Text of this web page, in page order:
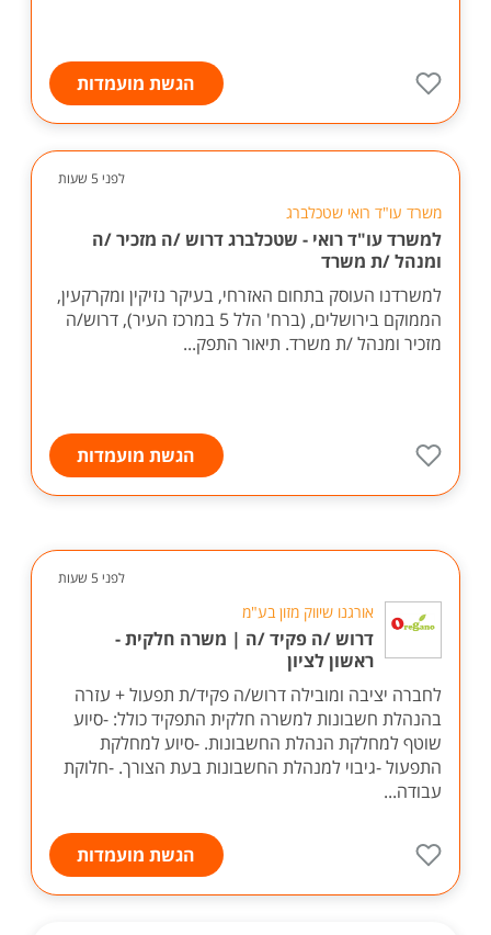
הגשת מועמדות
לפני 5 שעות
משרד עו"ד רואי שטכלברג
למשרד עו"ד רואי - שטכלברג דרוש /ה מזכיר /ה
ומנהל /ת משרד
למשרדנו העוסק בתחום האזרחי, בעיקר נזיקין ומקרקעין,
הממוקם בירושלים, (ברח' הלל 5 במרכז העיר), דרוש/ה
מזכיר ומנהל /ת משרד. תיאור התפק...
הגשת מועמדות
לפני 5 שעות
אורגנו שיווק מזון בע"מ
דרוש /ה פקיד /ה | משרה חלקית -
ראשון לציון
לחברה יציבה ומובילה דרוש/ה פקיד/ת תפעול + עזרה
בהנהלת חשבונות למשרה חלקית התפקיד כולל: -סיוע
שוטף למחלקת הנהלת החשבונות. -סיוע למחלקת
התפעול -גיבוי למנהלת החשבונות בעת הצורך. -חלוקת
עבודה...
הגשת מועמדות